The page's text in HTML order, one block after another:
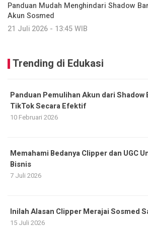
Panduan Mudah Menghindari Shadow
Akun Sosmed
21 Juli 2026 - 13:45 WIB
Trending di Edukasi
Panduan Pemulihan Akun dari Shadow
TikTok Secara Efektif
10 Februari 2026
Memahami Bedanya Clipper dan UGC
Bisnis
7 Juli 2026
Inilah Alasan Clipper Merajai Sosmed
15 Juli 2026